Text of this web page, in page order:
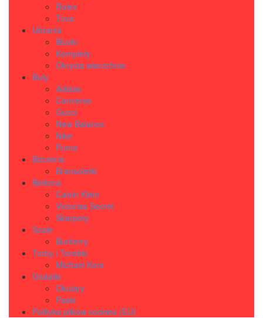
Rolex
Tous
Ubrania
Bluzki
Komplety
Okrycia wierzchnie
Buty
Adidas
Converse
Gucci
New Balance
Nike
Puma
Biżuteria
Bransoletki
Bielizna
Calvin Klein
Victorias Secret
Skarpety
Szale
Burberry
Torby i Torebki
Michael Kors
Dodatki
Okulary
Paski
Polityka plików cookies (EU)